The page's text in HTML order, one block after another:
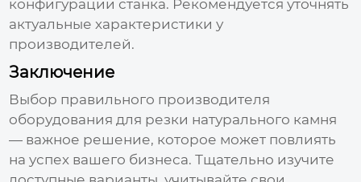
конфигурации станка. Рекомендуется уточнять
актуальные характеристики у
производителей.
Заключение
Выбор правильного производителя
оборудования для резки натурального камня
— важное решение, которое может повлиять
на успех вашего бизнеса. Тщательно изучите